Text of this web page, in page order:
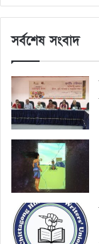
সর্বশেষ সংবাদ